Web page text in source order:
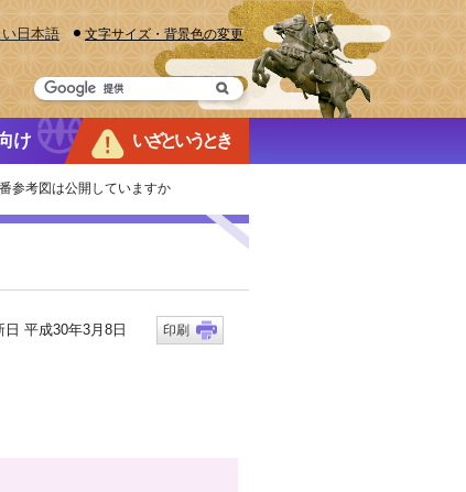
日本語 文字サイズ・背景色の変更
け いざというとき
参考図は公開していますか
平成30年3月8日 印刷